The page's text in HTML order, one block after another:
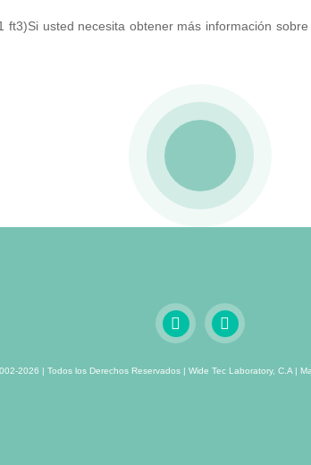
usted necesita obtener más información
2026 | Todos los Derechos Reservados | Wide Tec Laboratory, C.A |